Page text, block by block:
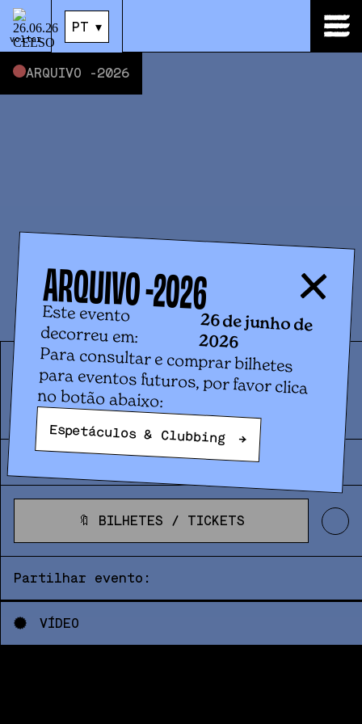
voltar
PT ▾
PT ▾
ARQUIVO -2026
Concerto
CELSO
26.06 | 21:00 | 2026
🔖 BILHETES / TICKETS
🔖 BILHETES / TICKETS
Partilhar evento:
v VÍDEO
ARQUIVO -2026
Este evento
decorreu em:
26 de junho de
2026
Para consultar e comprar bilhetes
para eventos futuros, por favor clica
no botão abaixo:
Espetáculos & Clubbing →